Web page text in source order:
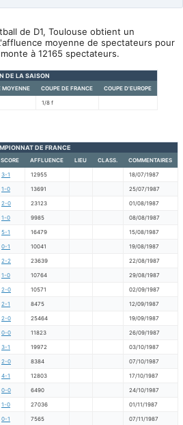
de D1, Toulouse obtient un
moyenne de spectateurs pour
à 12165 spectateurs.
DE LA SAISON
MOYENNE COUPE DE FRANCE COUPE D'EUROPE
1/8 f
DE FRANCE
SCORE AFFLUENCE LIEU CLASS. COMMENTAIRES
3-1 12955 18/07/1987
1-0 13691 25/07/1987
2-0 23123 01/08/1987
1-0 9985 08/08/1987
5-1 16479 15/08/1987
0-1 10041 19/08/1987
2-2 23639 22/08/1987
1-0 10764 29/08/1987
2-0 10571 02/09/1987
2-1 8475 12/09/1987
2-0 25464 19/09/1987
0-0 11823 26/09/1987
3-1 19972 03/10/1987
2-0 8384 07/10/1987
4-1 12803 17/10/1987
0-0 6490 24/10/1987
1-0 27036 01/11/1987
0-1 7565 07/11/1987